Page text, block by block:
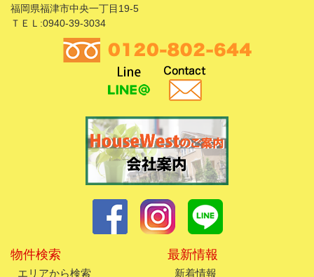
福岡県福津市中央一丁目19-5
ＴＥＬ:0940-39-3034
物件検索
エリアから検索
最新情報
新着情報